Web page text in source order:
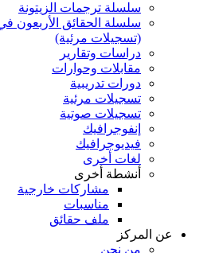
سلسلة ترجمات الزيتونة
سلسلة الحقائق الأربعون
(تسجيلات مرئية)
دراسات وتقارير
مقابلات وحوارات
دورات تدريبية
تسجيلات مرئية
تسجيلات صوتية
إنفوجرافيك
فيديوجرافيك
لغات أخرى
أنشطة أخرى
مشاركات خارجية
مناسبات
ملف حقائق
عن المركز
من نحن